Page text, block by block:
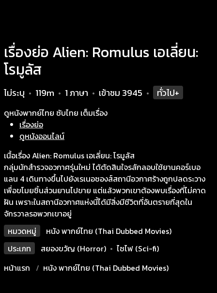
เรื่องย่อ Alien: Romulus เอเลี่ยน:
โรมูลัส
ไม่ระบุ • 119m • 1 ภาษา • เข้าชม 3945 • ทั่วไป+
ดูหนังพากย์ไทย ซับไทย เต็มเรื่อง
เรื่องย่อ
ดูหนังออนไลน์
เนื้อเรื่อง Alien: Romulus เอเลี่ยน: โรมูลัส
กลุ่มนักสำรวจอวกาศรุ่นใหม่ ได้ตัดสินใจรลักลอบใช้ยานคอร์เบอ
แลน 4 เดินทางขึ้นไปยังเรเนอซองส์สถานีอวกาศร้างถูกปลดระวาง
เพื่อขโมยชิ้นส่วนยานไปขาย แต่แล้วพวกเขาต้องพบเรื่องที่ไม่คาด
ฝัน เพราะในสถานีอวกาศแห่งนี้ได้มีสิ่งมีชีวิตที่อันตรายที่สุดใน
จักรวาลรอพวกเขาอยู่
หมวดหมู่
หนัง พากย์ไทย (Thai Dubbed Movies)
ประเภท
สยองขวัญ (Horror) • ไซไฟ (Sci-fi)
หน้าแรก
หนัง พากย์ไทย (Thai Dubbed Movies)